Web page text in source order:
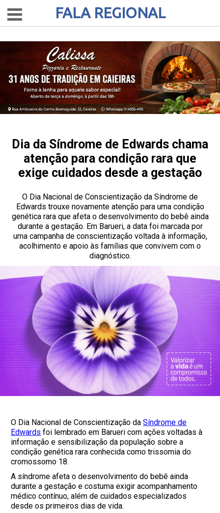
FALA REGIONAL
Dia da Síndrome de Edwards chama
atenção para condição rara que
exige cuidados desde a gestação
O Dia Nacional de Conscientização da Síndrome de
Edwards trouxe novamente atenção para uma condição
genética rara que afeta o desenvolvimento do bebê ainda
durante a gestação. Em Barueri, a data foi marcada por
uma campanha de conscientização voltada à informação,
acolhimento e apoio às famílias que convivem com o
diagnóstico.
O Dia Nacional de Conscientização daSíndrome de
Edwards foi lembrado em Barueri com ações voltadas à
informação e sensibilização da população sobre a
condição genética rara conhecida como trissomia do
cromossomo 18.
A síndrome afeta o desenvolvimento do bebê ainda
durante a gestação e costuma exigir acompanhamento
médico contínuo, além de cuidados especializados
desde os primeiros dias de vida.